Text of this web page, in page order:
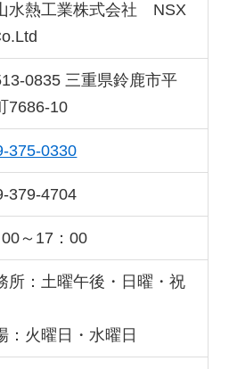
水熱工業株式会社 NSX
0835 三重県鈴鹿市平
7686-10
375-0330
379-4704
～17：00
所：土曜午後・日曜・祝
：火曜日・水曜日